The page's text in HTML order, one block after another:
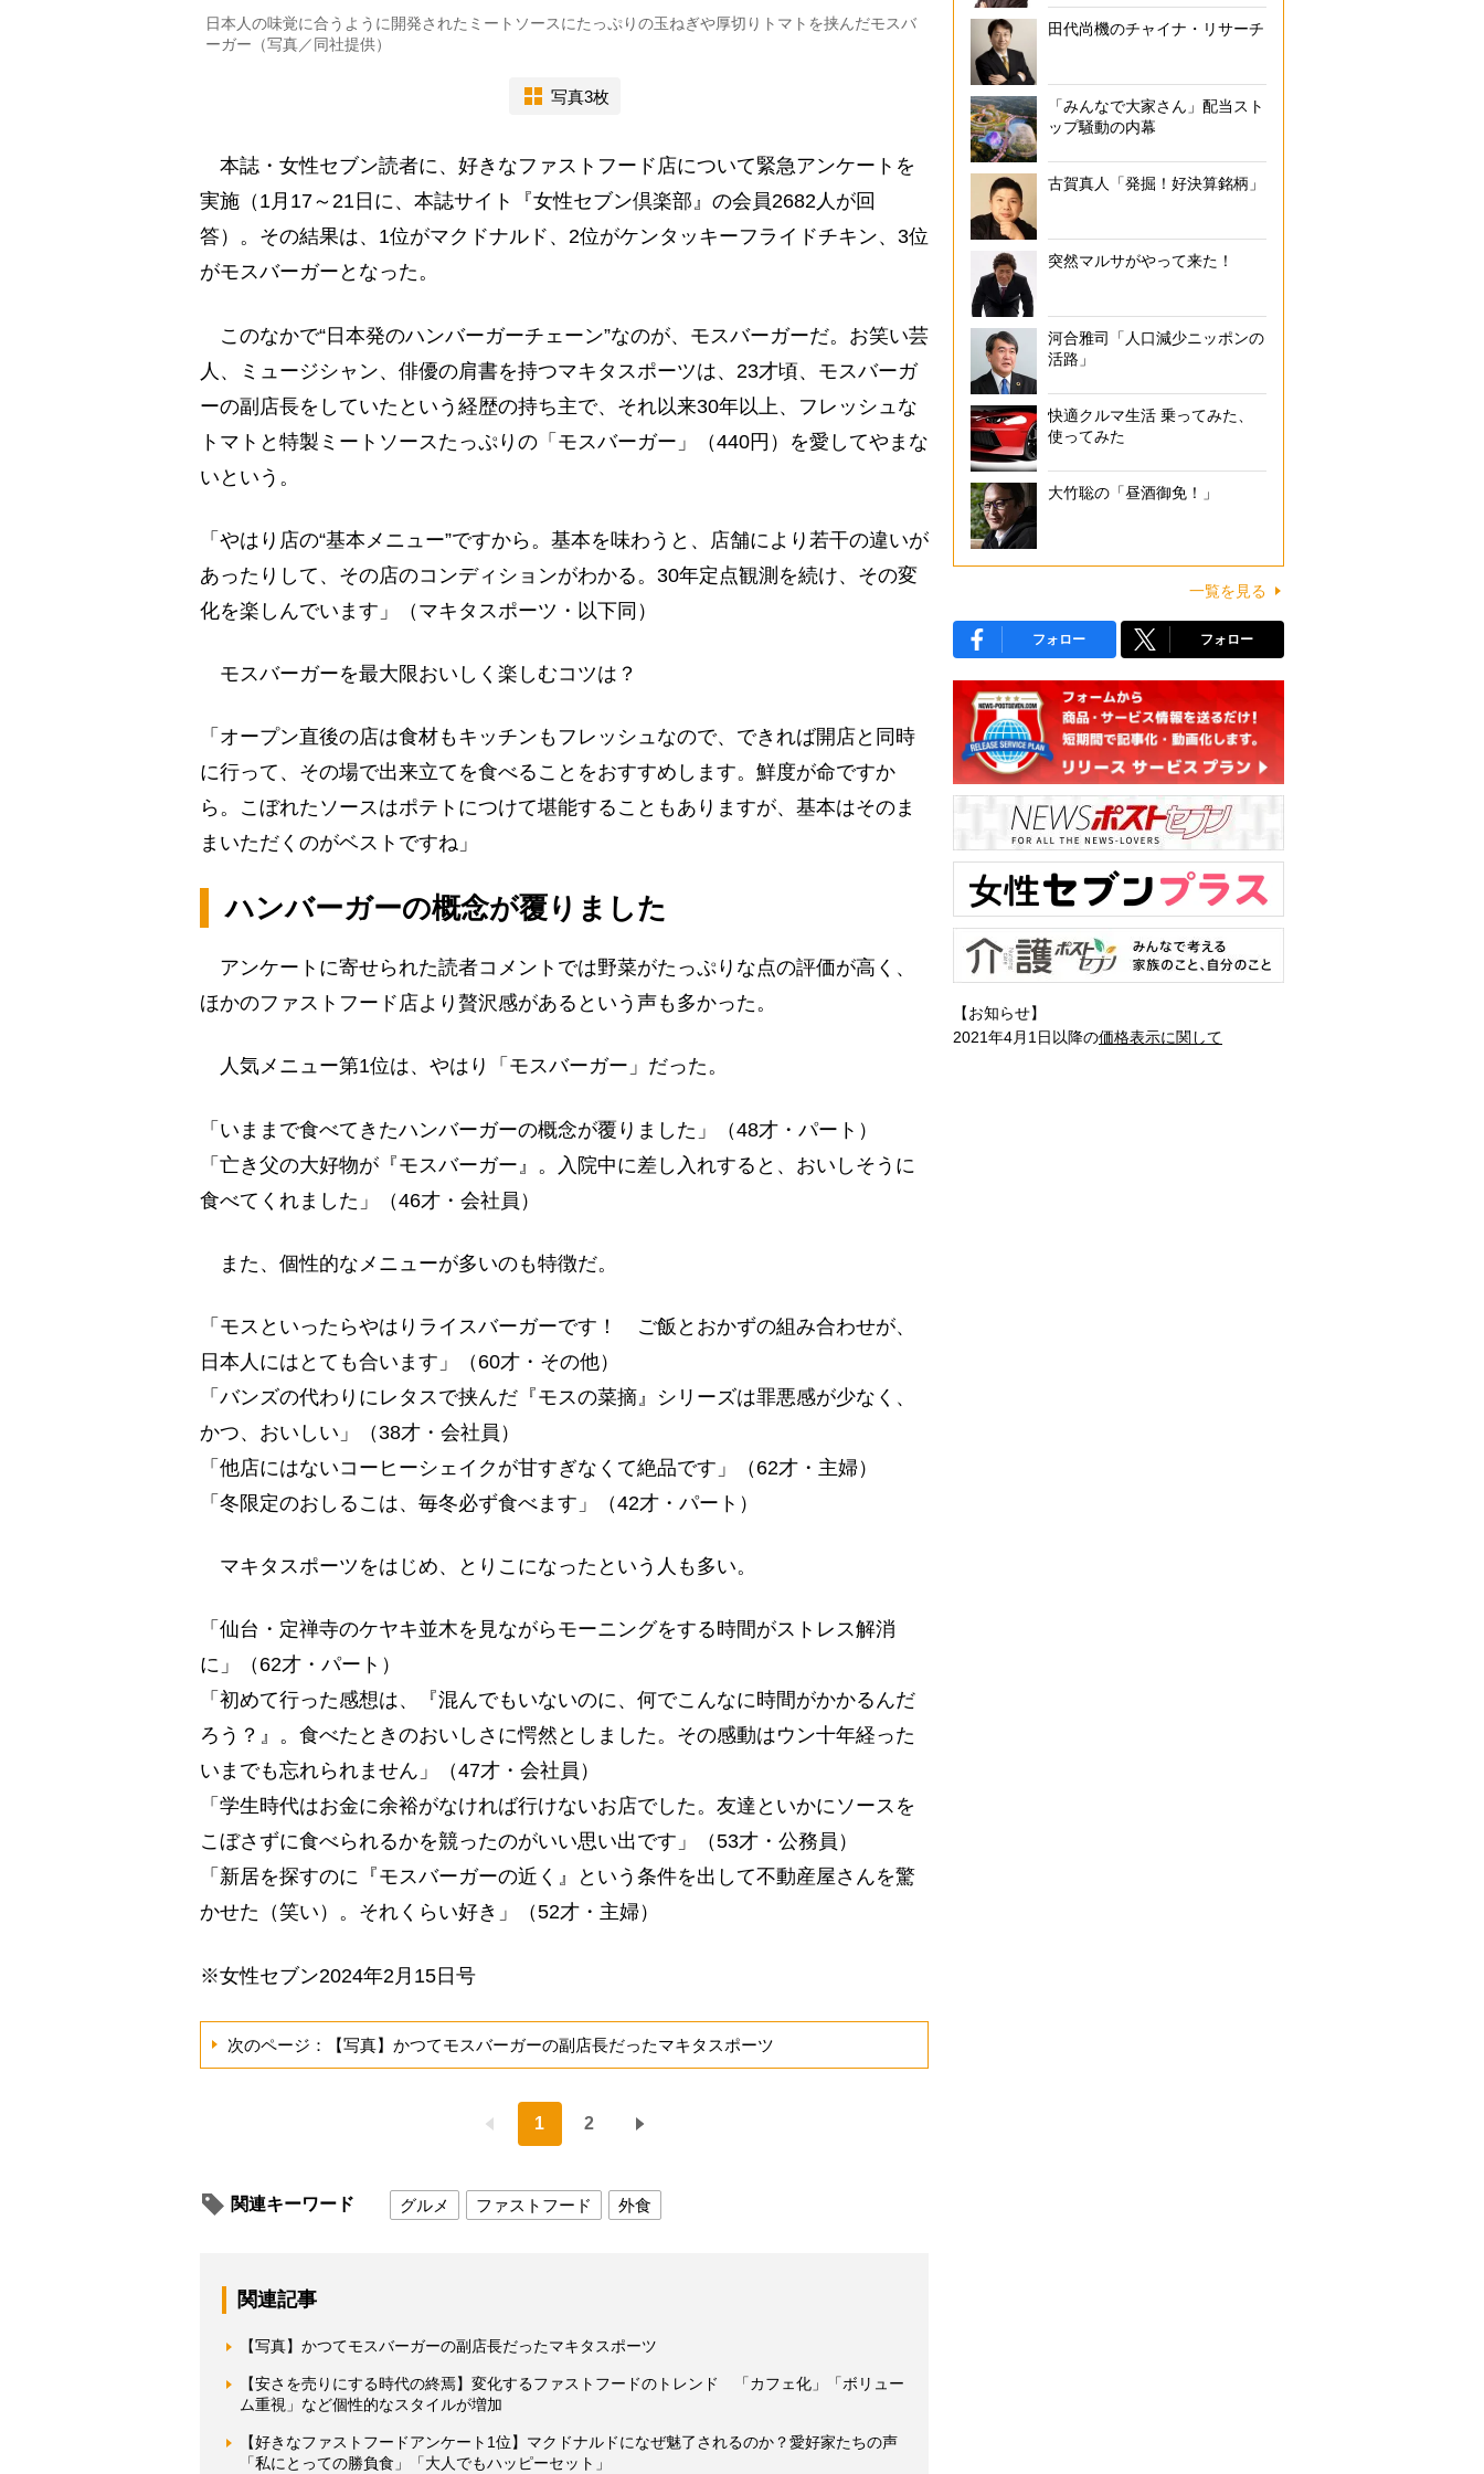
日本人の味覚に合うように開発されたミートソースにたっぷりの玉ねぎや厚切りトマトを挟んだモスバ
ーガー（写真／同社提供）
写真3枚
本誌・女性セブン読者に、好きなファストフード店について緊急アンケートを
実施（1月17～21日に、本誌サイト『女性セブン倶楽部』の会員2682人が回
答）。その結果は、1位がマクドナルド、2位がケンタッキーフライドチキン、3位
がモスバーガーとなった。
このなかで“日本発のハンバーガーチェーン”なのが、モスバーガーだ。お笑い芸
人、ミュージシャン、俳優の肩書を持つマキタスポーツは、23才頃、モスバーガ
ーの副店長をしていたという経歴の持ち主で、それ以来30年以上、フレッシュな
トマトと特製ミートソースたっぷりの「モスバーガー」（440円）を愛してやまな
いという。
「やはり店の“基本メニュー”ですから。基本を味わうと、店舗により若干の違いが
あったりして、その店のコンディションがわかる。30年定点観測を続け、その変
化を楽しんでいます」（マキタスポーツ・以下同）
モスバーガーを最大限おいしく楽しむコツは？
「オープン直後の店は食材もキッチンもフレッシュなので、できれば開店と同時
に行って、その場で出来立てを食べることをおすすめします。鮮度が命ですか
ら。こぼれたソースはポテトにつけて堪能することもありますが、基本はそのま
まいただくのがベストですね」
ハンバーガーの概念が覆りました
アンケートに寄せられた読者コメントでは野菜がたっぷりな点の評価が高く、
ほかのファストフード店より贅沢感があるという声も多かった。
人気メニュー第1位は、やはり「モスバーガー」だった。
「いままで食べてきたハンバーガーの概念が覆りました」（48才・パート）
「亡き父の大好物が『モスバーガー』。入院中に差し入れすると、おいしそうに
食べてくれました」（46才・会社員）
また、個性的なメニューが多いのも特徴だ。
「モスといったらやはりライスバーガーです！ ご飯とおかずの組み合わせが、
日本人にはとても合います」（60才・その他）
「バンズの代わりにレタスで挟んだ『モスの菜摘』シリーズは罪悪感が少なく、
かつ、おいしい」（38才・会社員）
「他店にはないコーヒーシェイクが甘すぎなくて絶品です」（62才・主婦）
「冬限定のおしるこは、毎冬必ず食べます」（42才・パート）
マキタスポーツをはじめ、とりこになったという人も多い。
「仙台・定禅寺のケヤキ並木を見ながらモーニングをする時間がストレス解消
に」（62才・パート）
「初めて行った感想は、『混んでもいないのに、何でこんなに時間がかかるんだ
ろう？』。食べたときのおいしさに愕然としました。その感動はウン十年経った
いまでも忘れられません」（47才・会社員）
「学生時代はお金に余裕がなければ行けないお店でした。友達といかにソースを
こぼさずに食べられるかを競ったのがいい思い出です」（53才・公務員）
「新居を探すのに『モスバーガーの近く』という条件を出して不動産屋さんを驚
かせた（笑い）。それくらい好き」（52才・主婦）
※女性セブン2024年2月15日号
次のページ：【写真】かつてモスバーガーの副店長だったマキタスポーツ
1 2
関連キーワード グルメ ファストフード 外食
関連記事
【写真】かつてモスバーガーの副店長だったマキタスポーツ
【安さを売りにする時代の終焉】変化するファストフードのトレンド 「カフェ化」「ボリュー
ム重視」など個性的なスタイルが増加
【好きなファストフードアンケート1位】マクドナルドになぜ魅了されるのか？愛好家たちの声
「私にとっての勝負食」「大人でもハッピーセット」
田代尚機のチャイナ・リサーチ
「みんなで大家さん」配当スト
ップ騒動の内幕
古賀真人「発掘！好決算銘柄」
突然マルサがやって来た！
河合雅司「人口減少ニッポンの
活路」
快適クルマ生活 乗ってみた、
使ってみた
大竹聡の「昼酒御免！」
一覧を見る
フォロー フォロー
【お知らせ】
2021年4月1日以降の価格表示に関して